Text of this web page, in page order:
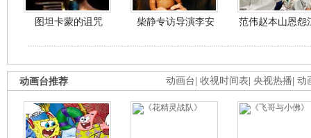
图坦卡蒙的诅咒 柴静专访导演李安 范伟赵本山恩怨
动画台 收视时间表 央视热播 动
动画台推荐